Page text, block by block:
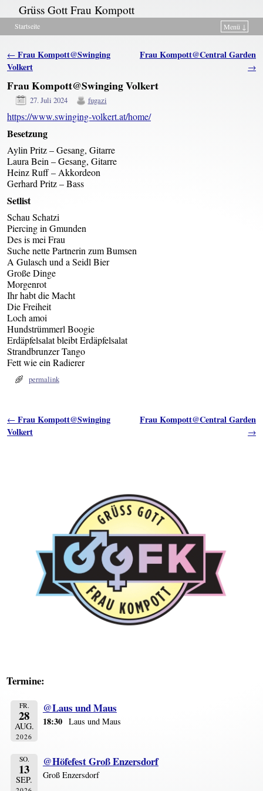
Grüss Gott Frau Kompott
Startseite
Menü ↓
Artikelnavigation
← Frau Kompott@Swinging
Volkert
Frau Kompott@Central Garden
→
Frau Kompott@Swinging Volkert
27. Juli 2024 fugazi
https://www.swinging-volkert.at/home/
Besetzung
Aylin Pritz – Gesang, Gitarre
Laura Bein – Gesang, Gitarre
Heinz Ruff – Akkordeon
Gerhard Pritz – Bass
Setlist
Schau Schatzi
Piercing in Gmunden
Des is mei Frau
Suche nette Partnerin zum Bumsen
A Gulasch und a Seidl Bier
Große Dinge
Morgenrot
Ihr habt die Macht
Die Freiheit
Loch amoi
Hundstrümmerl Boogie
Erdäpfelsalat bleibt Erdäpfelsalat
Strandbrunzer Tango
Fett wie ein Radierer
permalink
Artikelnavigation
← Frau Kompott@Swinging
Volkert
Frau Kompott@Central Garden
→
Termine:
FR.
28
AUG.
2026
@Laus und Maus
18:30 Laus und Maus
SO.
13
SEP.
@Höfefest Groß Enzersdorf
Groß Enzersdorf